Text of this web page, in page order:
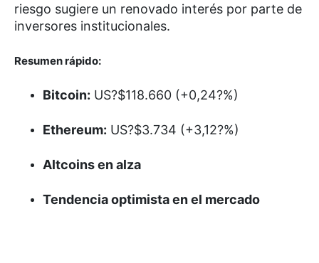
riesgo sugiere un renovado interés por parte de
inversores institucionales.
Resumen rápido:
Bitcoin: US?$118.660 (+0,24?%)
Ethereum: US?$3.734 (+3,12?%)
Altcoins en alza
Tendencia optimista en el mercado